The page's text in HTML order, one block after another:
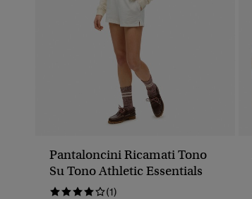
Pantaloncini Ricamati Tono
Su Tono Athletic Essentials
(1)